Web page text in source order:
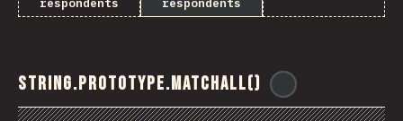
respondents respondents
String.prototype.matchAll()